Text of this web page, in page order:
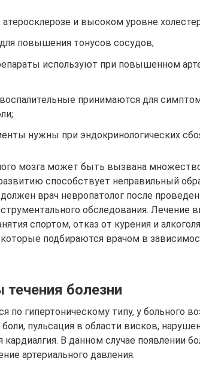
и высоком уровне
повышения тонусов сосудов;
используют при повышенном
принимаются для
нужны при эндокринологических
мозга может быть вызвана
способствует неправильный
врач невропатолог после
обследования. Лечение
спортом, отказ от курения и
подбираются врачом в
болезни
по гипертоническому типу, у больного
пульсация в области висков,
В данном случае появлении
артериального давления.